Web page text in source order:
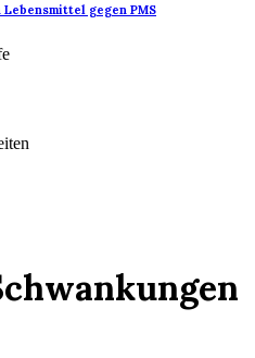
Lebensmittel gegen PMS